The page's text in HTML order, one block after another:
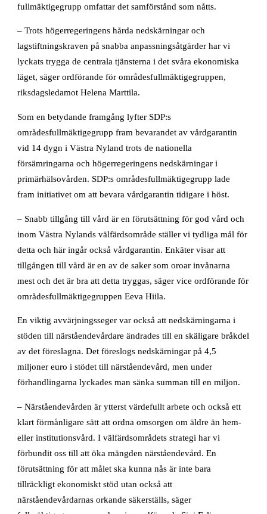
fullmäktigegrupp omfattar det samförstånd som nåtts.
– Trots högerregeringens hårda nedskärningar och
lagstiftningskraven på snabba anpassningsåtgärder har vi
lyckats trygga de centrala tjänsterna i det svåra ekonomiska
läget, säger ordförande för områdesfullmäktigegruppen,
riksdagsledamot Helena Marttila.
Som en betydande framgång lyfter SDP:s
områdesfullmäktigegrupp fram bevarandet av vårdgarantin
vid 14 dygn i Västra Nyland trots de nationella
försämringarna och högerregeringens nedskärningar i
primärhälsovården. SDP:s områdesfullmäktigegrupp lade
fram initiativet om att bevara vårdgarantin tidigare i höst.
– Snabb tillgång till vård är en förutsättning för god vård och
inom Västra Nylands välfärdsområde ställer vi tydliga mål för
detta och här ingår också vårdgarantin. Enkäter visar att
tillgången till vård är en av de saker som oroar invånarna
mest och det är bra att detta tryggas, säger vice ordförande för
områdesfullmäktigegruppen Eeva Hiila.
En viktig avvärjningsseger var också att nedskärningarna i
stöden till närståendevårdare ändrades till en skäligare bråkdel
av det föreslagna. Det föreslogs nedskärningar på 4,5
miljoner euro i stödet till närståendevård, men under
förhandlingarna lyckades man sänka summan till en miljon.
– Närståendevården är ytterst värdefullt arbete och också ett
klart förmånligare sätt att ordna omsorgen om äldre än hem-
eller institutionsvård. I välfärdsområdets strategi har vi
förbundit oss till att öka mängden närståendevård. En
förutsättning för att målet ska kunna nås är inte bara
tillräckligt ekonomiskt stöd utan också att
närståendevårdarnas orkande säkerställs, säger